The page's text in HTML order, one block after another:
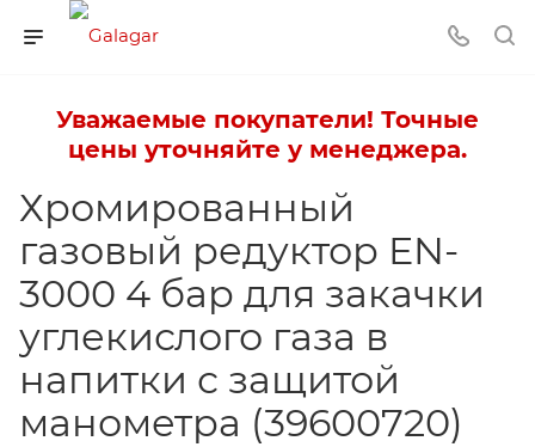
Уважаемые покупатели! Точные
цены уточняйте у менеджера.
Хромированный
газовый редуктор EN-
3000 4 бар для закачки
углекислого газа в
напитки с защитой
манометра (39600720)